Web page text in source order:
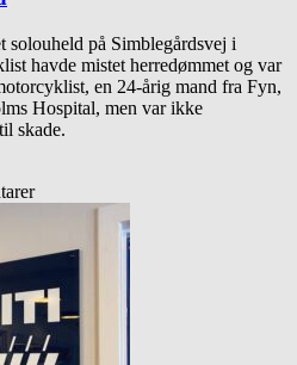
solouheld på Simblegårdsvej i
havde mistet herredømmet og var
en 24-årig mand fra Fyn,
Hospital, men var ikke
skade.